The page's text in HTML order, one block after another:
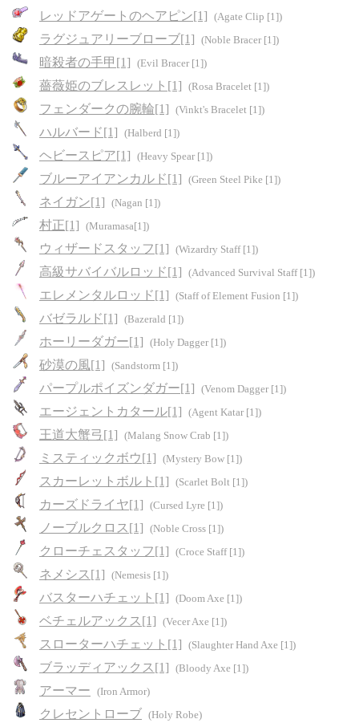
レッドアゲートのヘアピン[1] (Agate Clip [1])
ラグジュアリーブローブ[1] (Noble Bracer [1])
暗殺者の手甲[1] (Evil Bracer [1])
薔薇姫のブレスレット[1] (Rosa Bracelet [1])
フェンダークの腕輪[1] (Vinkt's Bracelet [1])
ハルバード[1] (Halberd [1])
ヘビースピア[1] (Heavy Spear [1])
ブルーアイアンカルド[1] (Green Steel Pike [1])
ネイガン[1] (Nagan [1])
村正[1] (Muramasa[1])
ウィザードスタッフ[1] (Wizardry Staff [1])
高級サバイバルロッド[1] (Advanced Survival Staff [1])
エレメンタルロッド[1] (Staff of Element Fusion [1])
バゼラルド[1] (Bazerald [1])
ホーリーダガー[1] (Holy Dagger [1])
砂漠の風[1] (Sandstorm [1])
パープルポイズンダガー[1] (Venom Dagger [1])
エージェントカタール[1] (Agent Katar [1])
王道大蟹弓[1] (Malang Snow Crab [1])
ミスティックボウ[1] (Mystery Bow [1])
スカーレットボルト[1] (Scarlet Bolt [1])
カーズドライヤ[1] (Cursed Lyre [1])
ノーブルクロス[1] (Noble Cross [1])
クローチェスタッフ[1] (Croce Staff [1])
ネメシス[1] (Nemesis [1])
バスターハチェット[1] (Doom Axe [1])
ベチェルアックス[1] (Vecer Axe [1])
スローターハチェット[1] (Slaughter Hand Axe [1])
ブラッディアックス[1] (Bloody Axe [1])
アーマー (Iron Armor)
クレセントローブ (Holy Robe)